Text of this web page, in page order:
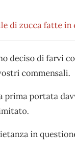
di zucca fatte in
deciso di farvi
commensali.
prima portata
in